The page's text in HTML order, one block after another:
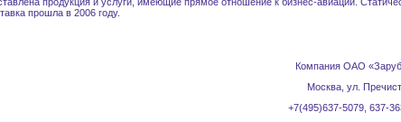
прошла в 2006 году.
Компания ОАО
Москва, ул.
+7(495)637-5079, 637-